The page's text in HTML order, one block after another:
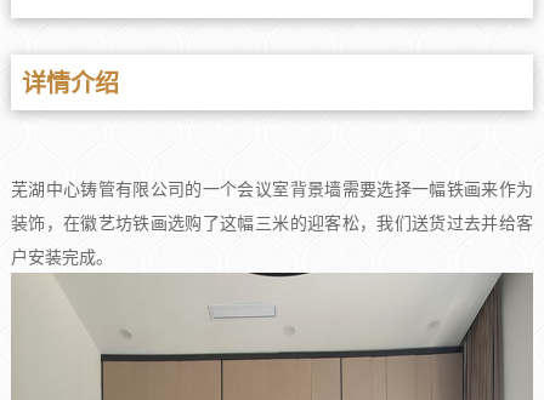
详情介绍
芜湖中心铸管有限公司的一个会议室背景墙需要选择一幅铁画来作为
装饰，在徽艺坊铁画选购了这幅三米的迎客松，我们送货过去并给客
户安装完成。